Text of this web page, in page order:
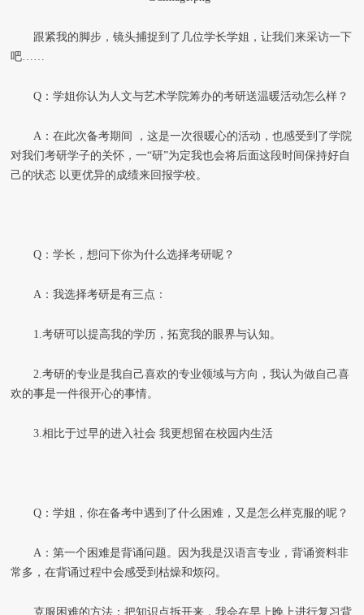
跟紧我的脚步，镜头捕捉到了几位学长学姐，让我们来采访一下
吧……
Q：学姐你认为人文与艺术学院筹办的考研送温暖活动怎么样？
A：在此次备考期间 ，这是一次很暖心的活动，也感受到了学院
对我们考研学子的关怀，一“研”为定我也会将后面这段时间保持好自
己的状态 以更优异的成绩来回报学校。
Q：学长，想问下你为什么选择考研呢？
A：我选择考研是有三点：
1.考研可以提高我的学历，拓宽我的眼界与认知。
2.考研的专业是我自己喜欢的专业领域与方向，我认为做自己喜
欢的事是一件很开心的事情。
3.相比于过早的进入社会 我更想留在校园内生活
Q：学姐，你在备考中遇到了什么困难，又是怎么样克服的呢？
A：第一个困难是背诵问题。因为我是汉语言专业，背诵资料非
常多，在背诵过程中会感受到枯燥和烦闷。
克服困难的方法：把知识点拆开来，我会在早上晚上进行复习背